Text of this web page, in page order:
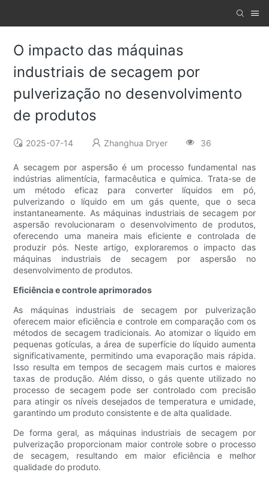
O impacto das máquinas
industriais de secagem por
pulverização no desenvolvimento
de produtos
2025-07-14 Zhanghua Dryer 36
A secagem por aspersão é um processo fundamental nas
indústrias alimentícia, farmacêutica e química. Trata-se de
um método eficaz para converter líquidos em pó,
pulverizando o líquido em um gás quente, que o seca
instantaneamente. As máquinas industriais de secagem por
aspersão revolucionaram o desenvolvimento de produtos,
oferecendo uma maneira mais eficiente e controlada de
produzir pós. Neste artigo, exploraremos o impacto das
máquinas industriais de secagem por aspersão no
desenvolvimento de produtos.
Eficiência e controle aprimorados
As máquinas industriais de secagem por pulverização
oferecem maior eficiência e controle em comparação com os
métodos de secagem tradicionais. Ao atomizar o líquido em
pequenas gotículas, a área de superfície do líquido aumenta
significativamente, permitindo uma evaporação mais rápida.
Isso resulta em tempos de secagem mais curtos e maiores
taxas de produção. Além disso, o gás quente utilizado no
processo de secagem pode ser controlado com precisão
para atingir os níveis desejados de temperatura e umidade,
garantindo um produto consistente e de alta qualidade.
De forma geral, as máquinas industriais de secagem por
pulverização proporcionam maior controle sobre o processo
de secagem, resultando em maior eficiência e melhor
qualidade do produto.